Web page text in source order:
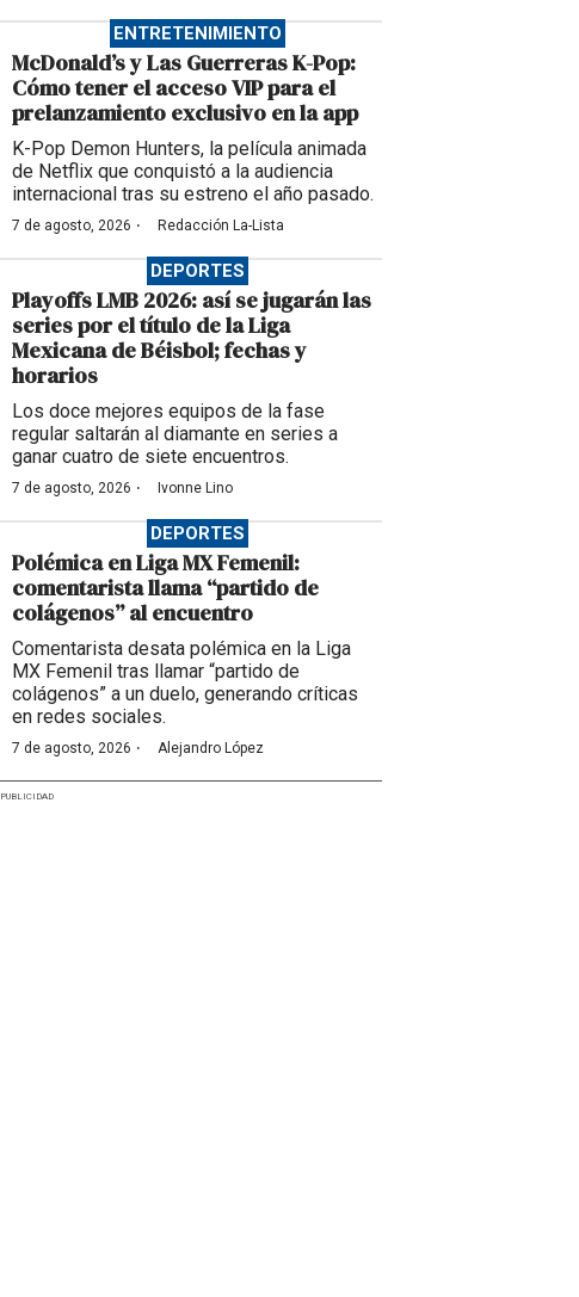
ENTRETENIMIENTO
McDonald’s y Las Guerreras K-Pop:
Cómo tener el acceso VIP para el
prelanzamiento exclusivo en la app
K-Pop Demon Hunters, la película animada
de Netflix que conquistó a la audiencia
internacional tras su estreno el año pasado.
7 de agosto, 2026 · Redacción La-Lista
DEPORTES
Playoffs LMB 2026: así se jugarán las
series por el título de la Liga
Mexicana de Béisbol; fechas y
horarios
Los doce mejores equipos de la fase
regular saltarán al diamante en series a
ganar cuatro de siete encuentros.
7 de agosto, 2026 · Ivonne Lino
DEPORTES
Polémica en Liga MX Femenil:
comentarista llama “partido de
colágenos” al encuentro
Comentarista desata polémica en la Liga
MX Femenil tras llamar “partido de
colágenos” a un duelo, generando críticas
en redes sociales.
7 de agosto, 2026 · Alejandro López
PUBLICIDAD